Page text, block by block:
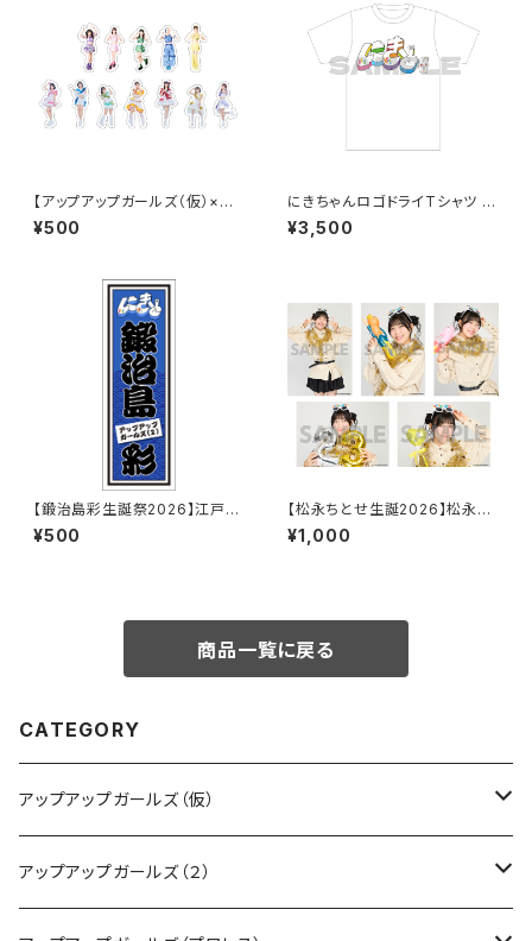
【アップアップガールズ（仮）×
（２）】ランダムフレークシール
¥500
にきちゃんロゴドライTシャツ う
さぎさんver.
¥3,500
【鍛治島彩生誕祭2026】江戸文
字シール
¥500
【松永ちとせ生誕2026】松永ち
とせ生誕2026 L判生写真（2枚
入り）
¥1,000
商品一覧に戻る
CATEGORY
アップアップガールズ（仮）
CD・DVD・Blu-ray
アップアップガールズ（２）